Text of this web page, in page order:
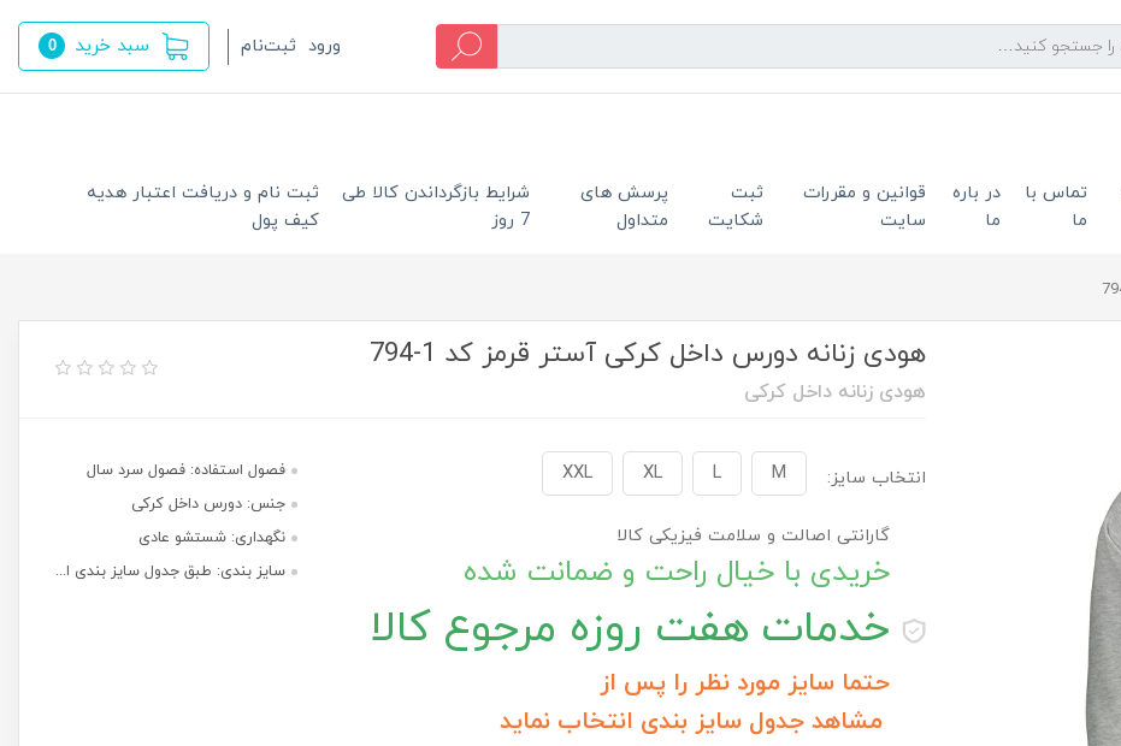
ورود ثبت‌نام سبد خرید 0
تماس با
ما
در باره
ما
قوانین و مقررات
سایت
ثبت
شکایت
پرسش های
متداول
شرایط بازگرداندن کالا طی
7 روز
ثبت نام و دریافت اعتبار هدیه
کیف پول
هودی زنانه دورس داخل کرکی آستر قرمز کد 1-794
هودی زنانه داخل کرکی
انتخاب سایز: M
L
XL
XXL
گارانتی اصالت و سلامت فیزیکی کالا
خریدی با خیال راحت و ضمانت شده
خدمات هفت روزه مرجوع کالا
حتما سایز مورد نظر را پس از
مشاهد جدول سایز بندی انتخاب نماید
فصول استفاده: فصول سرد سال
جنس: دورس داخل کرکی
نگهداری: شستشو عادی
سایز بندی: طبق جدول سایز بندی ا...